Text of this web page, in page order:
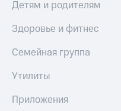
Детям и родителям
Здоровье и фитнес
Семейная группа
Утилиты
Приложения